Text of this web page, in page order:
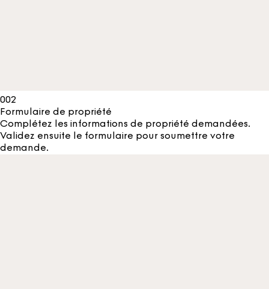
002
Formulaire de propriété
Complétez les informations de propriété demandées.
Validez ensuite le formulaire pour soumettre votre
demande.